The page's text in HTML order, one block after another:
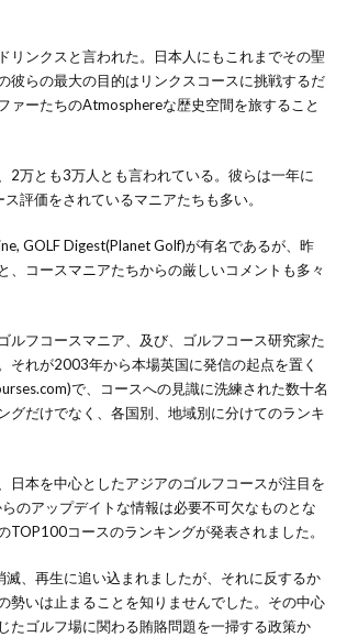
リンクスと言われた。日本人にもこれまでその聖
彼らの最大の目的はリンクスコースに挑戦するだ
ァーたちのAtmosphereな歴史空間を旅すること
2万とも3万人とも言われている。彼らは一年に
評価をされているマニアたちも多い。
GOLF Digest(Planet Golf)が有名であるが、昨
コースマニアたちからの厳しいコメントも多々
ルフコースマニア、及び、ゴルフコース研究家た
それが2003年から本場英国に発信の起点を置く
で、コースへの見識に洗練された数十名
グだけでなく、各国別、地域別に分けてのランキ
日本を中心としたアジアのゴルフコースが注目を
のアップデイトな情報は必要不可欠なものとな
TOP100コースのランキングが発表されました。
滅、再生に追い込まれましたが、それに反するか
勢いは止まることを知りませんでした。その中心
たゴルフ場に関わる賄賂問題を一掃する政策か